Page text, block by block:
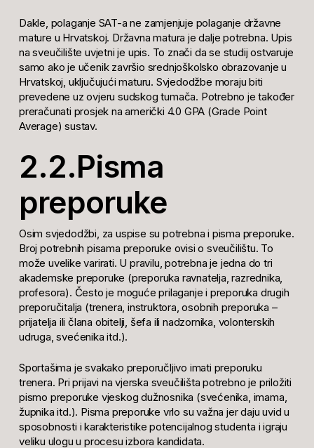
Dakle, polaganje SAT-a ne zamjenjuje polaganje državne
mature u Hrvatskoj. Državna matura je dalje potrebna. Upis
na sveučilište uvjetni je upis. To znači da se studij ostvaruje
samo ako je učenik završio srednjoškolsko obrazovanje u
Hrvatskoj, uključujući maturu. Svjedodžbe moraju biti
prevedene uz ovjeru sudskog tumača. Potrebno je također
preračunati prosjek na američki 4.0 GPA (Grade Point
Average) sustav.
2.2.Pisma
preporuke
Osim svjedodžbi, za uspise su potrebna i pisma preporuke.
Broj potrebnih pisama preporuke ovisi o sveučilištu. To
može uvelike varirati. U pravilu, potrebna je jedna do tri
akademske preporuke (preporuka ravnatelja, razrednika,
profesora). Često je moguće prilaganje i preporuka drugih
preporučitalja (trenera, instruktora, osobnih preporuka –
prijatelja ili člana obitelji, šefa ili nadzornika, volonterskih
udruga, svećenika itd.).
Sportašima je svakako preporučljivo imati preporuku
trenera. Pri prijavi na vjerska sveučilišta potrebno je priložiti
pismo preporuke vjeskog dužnosnika (svećenika, imama,
župnika itd.). Pisma preporuke vrlo su važna jer daju uvid u
sposobnosti i karakteristike potencijalnog studenta i igraju
veliku ulogu u procesu izbora kandidata.